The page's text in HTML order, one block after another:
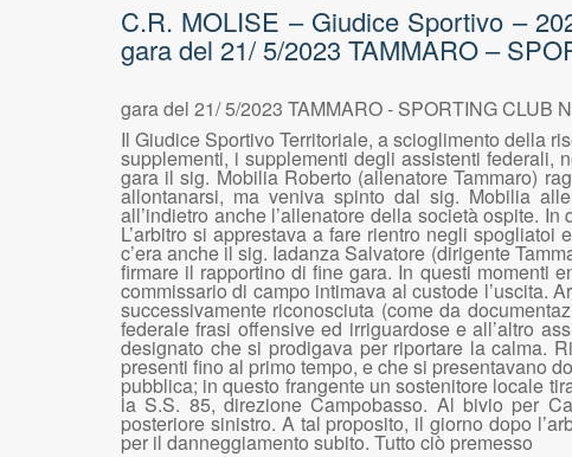
C.R. MOLISE – Giudice Sportivo –
gara del 21/ 5/2023 TAMMARO –
gara del 21/ 5/2023 TAMMARO - SPORTING CLUB
Il Giudice Sportivo Territoriale, a scioglimento della
supplementi, i supplementi degli assistenti federali,
gara il sig. Mobilia Roberto (allenatore Tammaro)
allontanarsi, ma veniva spinto dal sig. Mobilia
all’indietro anche l’allenatore della società ospite.
L’arbitro si apprestava a fare rientro negli
c’era anche il sig. Iadanza Salvatore (dirigente
firmare il rapportino di fine gara. In questi momenti
commissario di campo intimava al custode l’uscita.
successivamente riconosciuta (come da
federale frasi offensive ed irriguardose e all’altro
designato che si prodigava per riportare la calma.
presenti fino al primo tempo, e che si presentavano
pubblica; in questo frangente un sostenitore locale
la S.S. 85, direzione Campobasso. Al bivio per
posteriore sinistro. A tal proposito, il giorno dopo
per il danneggiamento subito. Tutto ciò premesso